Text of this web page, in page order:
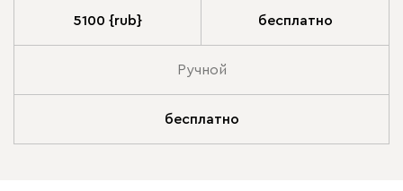
5100 {rub} бесплатно
Ручной
бесплатно